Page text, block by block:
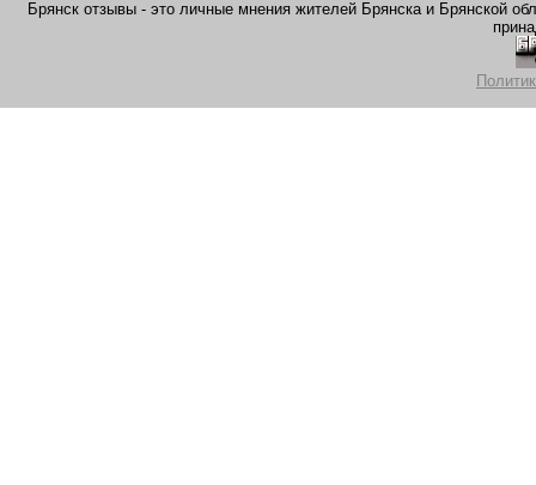
Брянск отзывы - это личные мнения жителей Брянска и Брянской